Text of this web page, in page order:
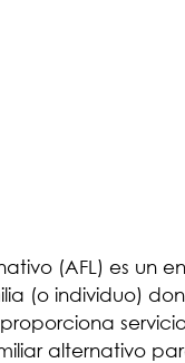
(AFL) es un
(o individuo)
alternativo